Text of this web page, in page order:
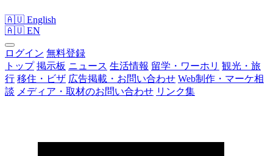
🇦🇺 English
🇦🇺 EN
ログイン 無料登録
トップ 掲示板 ニュース 生活情報 留学・ワーホリ 観光・旅
行 移住・ビザ 広告掲載・お問い合わせ Web制作・マーケ相
談 メディア・取材のお問い合わせ リンク集